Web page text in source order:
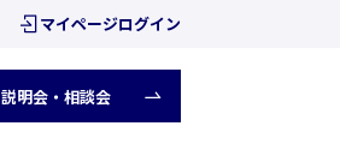
マイページログイン
説明会・相談会